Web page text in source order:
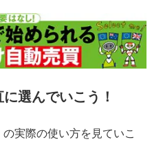
選んでいこう！
実際の使い方を見ていこ